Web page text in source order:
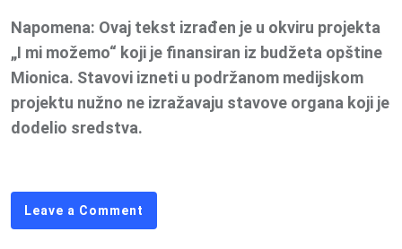
Napomena: Ovaj tekst izrađen je u okviru projekta
„I mi možemo“ koji je finansiran iz budžeta opštine
Mionica. Stavovi izneti u podržanom medijskom
projektu nužno ne izražavaju stavove organa koji je
dodelio sredstva.
Leave a Comment